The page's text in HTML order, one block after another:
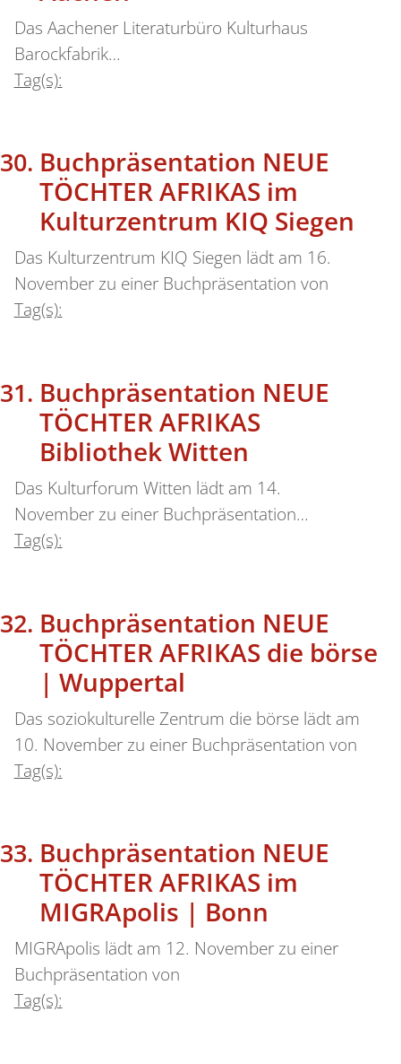
Das Aachener Literaturbüro Kulturhaus
Barockfabrik…
Tag(s):
Buchpräsentation NEUE
TÖCHTER AFRIKAS im
Kulturzentrum KIQ Siegen
Das Kulturzentrum KIQ Siegen lädt am 16.
November zu einer Buchpräsentation von
Tag(s):
Buchpräsentation NEUE
TÖCHTER AFRIKAS
Bibliothek Witten
Das Kulturforum Witten lädt am 14.
November zu einer Buchpräsentation…
Tag(s):
Buchpräsentation NEUE
TÖCHTER AFRIKAS die börse
| Wuppertal
Das soziokulturelle Zentrum die börse lädt am
10. November zu einer Buchpräsentation von
Tag(s):
Buchpräsentation NEUE
TÖCHTER AFRIKAS im
MIGRApolis | Bonn
MIGRApolis lädt am 12. November zu einer
Buchpräsentation von
Tag(s):